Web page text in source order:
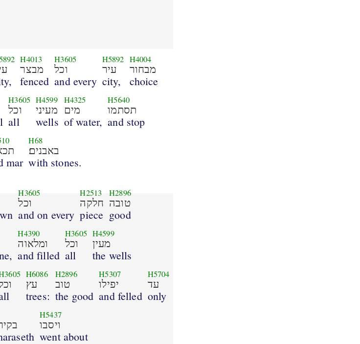
H4013
מבצר
fenced
H3605
וכל
and every
H5892
עיר
city,
H4004
מבחור
choice
H3605
וכל
all
H4599
מעיני
wells
H4325
מים
of water,
H5640
תסתמו
and stop
mar
H68
באבנים׃
with stones.
H3605
וכל
and on every
H2513
חלקה
piece
H2896
טובה
good
H4390
ומלאוה
and filled
H3605
וכל
all
H4599
מעין
the wells
H6086
עץ
trees:
H2896
טוב
the good
H5307
יפילו
and felled
H5704
עד
only
H5437
ויסבו
went about